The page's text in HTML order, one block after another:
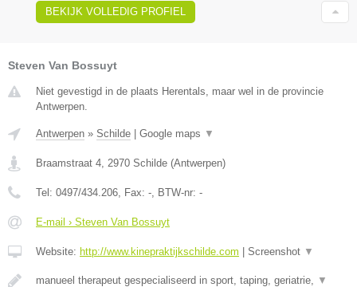
BEKIJK VOLLEDIG PROFIEL
Steven Van Bossuyt
Niet gevestigd in de plaats Herentals, maar wel in de provincie
Antwerpen.
Antwerpen » Schilde Google maps ▼
Braamstraat 4 2970 Schilde (Antwerpen)
Tel: 0497/434.206 , Fax: - , BTW-nr: -
E-mail › Steven Van Bossuyt
Website: http://www.kinepraktijkschilde.com Screenshot ▼
manueel therapeut gespecialiseerd in sport, taping, geriatrie, ▼